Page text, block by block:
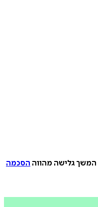
המשך גלישה מהווה הסכמה